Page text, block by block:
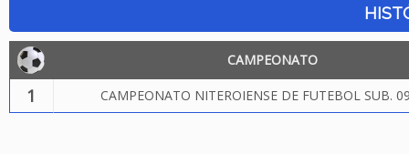
CAMPEONATO
1 CAMPEONATO NITEROIENSE DE FUTEBOL SUB.